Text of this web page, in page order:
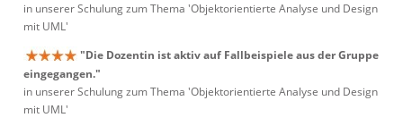
in unserer Schulung zum Thema 'Objektorientierte Analyse und Design
mit UML'
"Die Dozentin ist aktiv auf Fallbeispiele aus der Gruppe
eingegangen."
in unserer Schulung zum Thema 'Objektorientierte Analyse und Design
mit UML'